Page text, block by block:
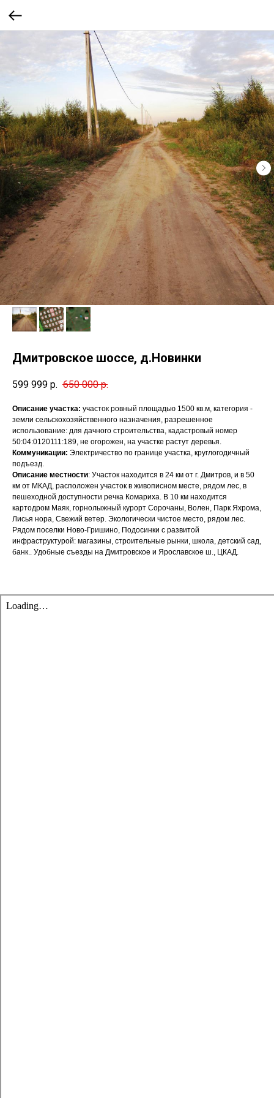
Дмитровское шоссе, д.Новинки
599 999 р. 650 000 р.
Описание участка: участок ровный площадью 1500 кв.м, категория -
земли сельскохозяйственного назначения, разрешенное
использование: для дачного строительства, кадастровый номер
50:04:0120111:189, не огорожен, на участке растут деревья.
Коммуникации: Электричество по границе участка, круглогодичный
подъезд.
Описание местности: Участок находится в 24 км от г. Дмитров, и в 50
км от МКАД, расположен участок в живописном месте, рядом лес, в
пешеходной доступности речка Комариха. В 10 км находится
картодром Маяк, горнолыжный курорт Сорочаны, Волен, Парк Яхрома,
Лисья нора, Свежий ветер. Экологически чистое место, рядом лес.
Рядом поселки Ново-Гришино, Подосинки с развитой
инфраструктурой: магазины, строительные рынки, школа, детский сад,
банк.. Удобные съезды на Дмитровское и Ярославское ш., ЦКАД.